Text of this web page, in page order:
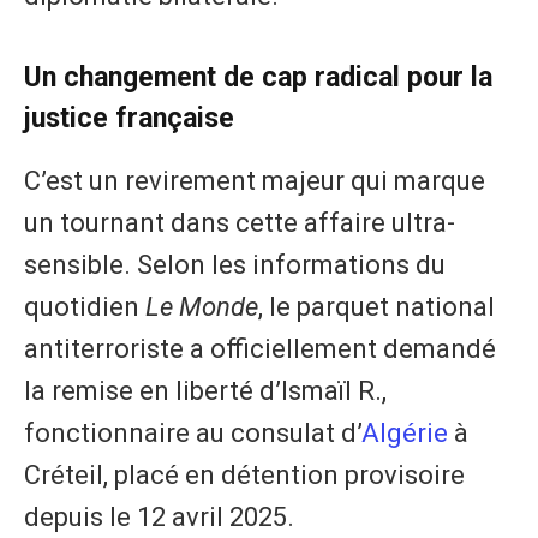
​Un changement de cap radical pour la
justice française
​C’est un revirement majeur qui marque
un tournant dans cette affaire ultra-
sensible. Selon les informations du
quotidien Le Monde, le parquet national
antiterroriste a officiellement demandé
la remise en liberté d’Ismaïl R.,
fonctionnaire au consulat d’Algérie à
Créteil, placé en détention provisoire
depuis le 12 avril 2025.